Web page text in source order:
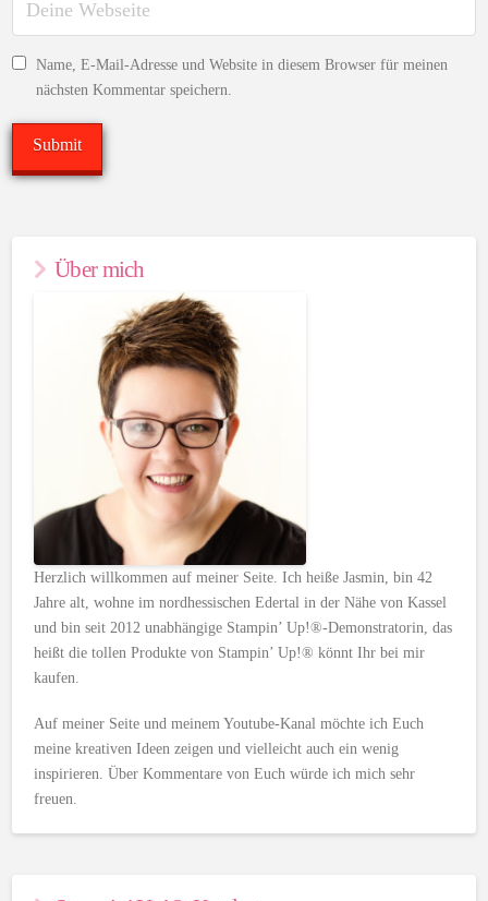
Name, E-Mail-Adresse und Website in diesem Browser für meinen
nächsten Kommentar speichern.
Über mich
Herzlich willkommen auf meiner Seite. Ich heiße Jasmin, bin 42
Jahre alt, wohne im nordhessischen Edertal in der Nähe von Kassel
und bin seit 2012 unabhängige Stampin’ Up!®-Demonstratorin, das
heißt die tollen Produkte von Stampin’ Up!® könnt Ihr bei mir
kaufen.
Auf meiner Seite und meinem Youtube-Kanal möchte ich Euch
meine kreativen Ideen zeigen und vielleicht auch ein wenig
inspirieren. Über Kommentare von Euch würde ich mich sehr
freuen.